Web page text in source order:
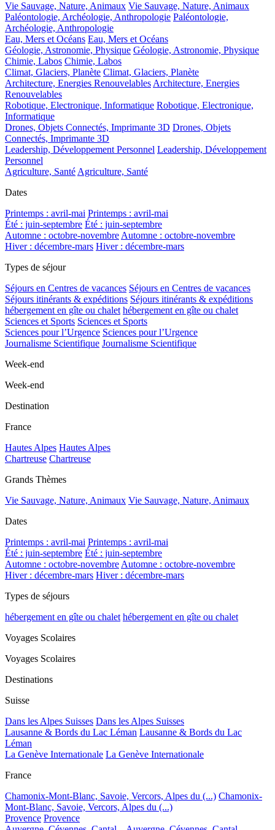
Vie Sauvage, Nature, Animaux Vie Sauvage, Nature, Animaux
Paléontologie, Archéologie, Anthropologie Paléontologie,
Archéologie, Anthropologie
Eau, Mers et Océans Eau, Mers et Océans
Géologie, Astronomie, Physique Géologie, Astronomie, Physique
Chimie, Labos Chimie, Labos
Climat, Glaciers, Planète Climat, Glaciers, Planète
Architecture, Energies RenouvelablesArchitecture, Energies
Renouvelables
Robotique, Electronique, Informatique Robotique, Electronique,
Informatique
Drones, Objets Connectés, Imprimante 3D Drones, Objets
Connectés, Imprimante 3D
Leadership, Développement Personnel Leadership, Développement
Personnel
Agriculture, SantéAgriculture, Santé
Dates
Printemps : avril-mai Printemps : avril-mai
Été : juin-septembre Été : juin-septembre
Automne : octobre-novembreAutomne : octobre-novembre
Hiver : décembre-mars Hiver : décembre-mars
Types de séjour
Séjours en Centres de vacances Séjours en Centres de vacances
Séjours itinérants & expéditions Séjours itinérants & expéditions
hébergement en gîte ou chalet hébergement en gîte ou chalet
Sciences et Sports Sciences et Sports
Sciences pour l’Urgence Sciences pour l’Urgence
Journalisme Scientifique Journalisme Scientifique
Week-end
Week-end
Destination
France
Hautes Alpes Hautes Alpes
Chartreuse Chartreuse
Grands Thèmes
Vie Sauvage, Nature, Animaux Vie Sauvage, Nature, Animaux
Dates
Printemps : avril-mai Printemps : avril-mai
Été : juin-septembre Été : juin-septembre
Automne : octobre-novembreAutomne : octobre-novembre
Hiver : décembre-mars Hiver : décembre-mars
Types de séjours
hébergement en gîte ou chalet hébergement en gîte ou chalet
Voyages Scolaires
Voyages Scolaires
Destinations
Suisse
Dans les Alpes Suisses Dans les Alpes Suisses
Lausanne & Bords du Lac Léman Lausanne & Bords du Lac
Léman
La Genève Internationale La Genève Internationale
France
Chamonix-Mont-Blanc, Savoie, Vercors, Alpes du (...) Chamonix-
Mont-Blanc, Savoie, Vercors, Alpes du (...)
Provence Provence